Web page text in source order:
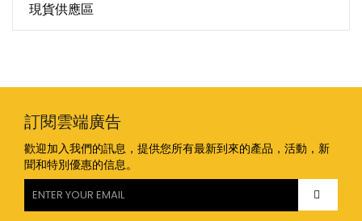
現貨供應區
訂閱雲端廣告
歡迎加入我們的訊息，提供您所有最新到來的產品，活動，新
聞和特別優惠的信息。